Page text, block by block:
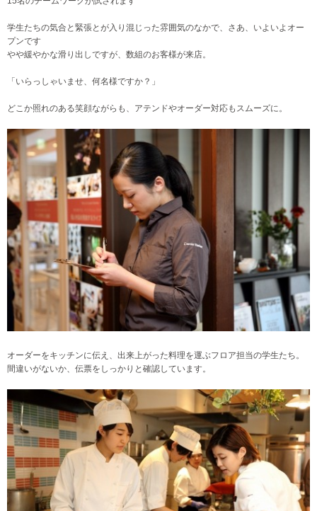
学生たちの気合と緊張とが入り混じった雰囲気のなかで、さあ、いよいよオー
プンです
やや緩やかな滑り出しですが、数組のお客様が来店。
「いらっしゃいませ、何名様ですか？」
どこか照れのある笑顔ながらも、アテンドやオーダー対応もスムーズに。
オーダーをキッチンに伝え、出来上がった料理を運ぶフロア担当の学生たち。
間違いがないか、伝票をしっかりと確認しています。